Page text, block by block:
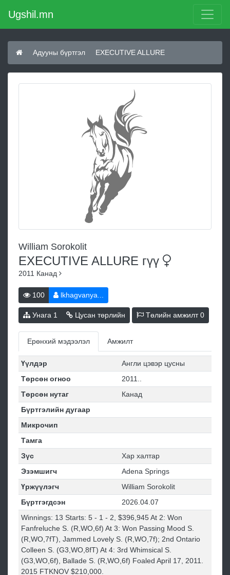
Ugshil.mn
Адууны бүртгэл EXECUTIVE ALLURE
William Sorokolit
EXECUTIVE ALLURE гүү
2011 Канад
100 lkhagvanya...
Унага 1 Цусан төрлийн Төлийн амжилт0
Ерөнхий мэдээлэл Амжилт
Үүлдэр
Англи цэвэр цусны
Төрсөн огноо
2011..
Төрсөн нутаг
Канад
Бүртгэлийн дугаар
Микрочип
Тамга
Зүс
Хар халтар
Эзэмшигч
Adena Springs
Үржүүлэгч
William Sorokolit
Бүртгэгдсэн
2026.04.07
Winnings: 13 Starts: 5 - 1 - 2, $396,945 At 2: Won
Fanfreluche S. (R,WO,6f) At 3: Won Passing Mood S.
(R,WO,7fT), Jammed Lovely S. (R,WO,7f); 2nd Ontario
Colleen S. (G3,WO,8fT) At 4: 3rd Whimsical S.
(G3,WO,6f), Ballade S. (R,WO,6f) Foaled April 17, 2011.
2015 FTKNOV $210,000.